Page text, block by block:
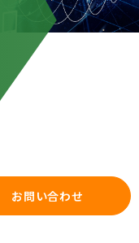
お問い合わせ